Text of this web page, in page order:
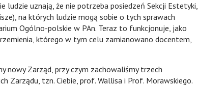
ludzie uznają, że nie potrzeba posiedzeń Sekcji Estetyki,
na których ludzie mogą sobie o tych sprawach
Ogólno-polskie w PAn. Teraz to funkcjonuje, jako
którego w tym celu zamianowano docentem,
Zarząd, przy czym zachowaliśmy trzech
Zarządu, tzn. Ciebie, prof. Wallisa i Prof. Morawskiego.